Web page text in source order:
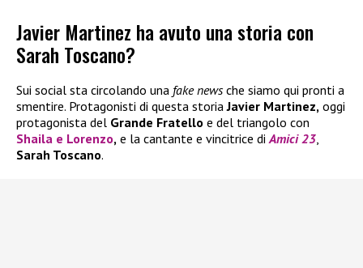
Javier Martinez ha avuto una storia con
Sarah Toscano?
Sui social sta circolando una fake newsche siamo qui pronti a
smentire. Protagonisti di questa storiaJavier Martinez, oggi
protagonista del Grande Fratello e del triangolo con
Shaila e Lorenzo, e la cantante e vincitrice di Amici 23
Sarah Toscano.